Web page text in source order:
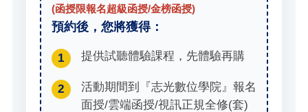
(函授限報名超級函授/金榜函授)
預約後，您將獲得：
1 提供試聽體驗課程，先體驗再購
2
活動期間到『志光數位學院』報名
面授/雲端函授/視訊正規全修(套)